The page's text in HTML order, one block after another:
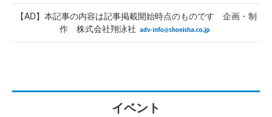
【AD】本記事の内容は記事掲載開始時点のものです 企画・制
作 株式会社翔泳社
イベント